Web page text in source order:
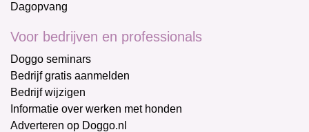
Dagopvang
Voor bedrijven en professionals
Doggo seminars
Bedrijf gratis aanmelden
Bedrijf wijzigen
Informatie over werken met honden
Adverteren op Doggo.nl